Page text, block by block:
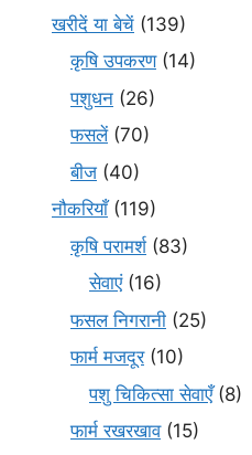
खरीदें या बेचें (139)
कृषि उपकरण(14)
पशुधन (26)
फसलें(70)
बीज (40)
नौकरियाँ(119)
कृषि परामर्श(83)
सेवाएं(16)
फसल निगरानी (25)
फार्म मजदूर(10)
पशु चिकित्सा सेवाएँ(8)
फार्म रखरखाव(15)